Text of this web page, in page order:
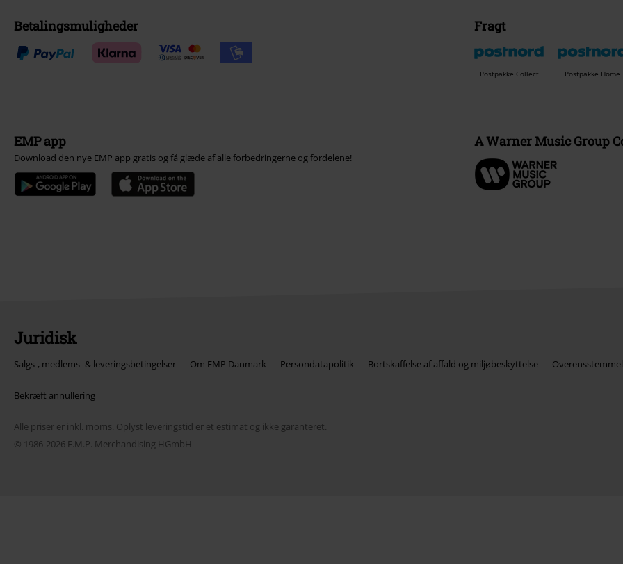
Betalingsmuligheder Fragt
Postpakke Collect Postpakke Home
EMP app
Download den nye EMP app gratis og få glæde af alle forbedringerne og fordelene!
A Warner Music Group
Juridisk
Salgs-, medlems- & leveringsbetingelser Om EMP Danmark Persondatapolitik Bortskaffelse af affald og miljøbeskyttelse
Bekræft annullering
Alle priser er inkl. moms. Oplyst leveringstid er et estimat og ikke garanteret.
© 1986-2026 E.M.P. Merchandising HGmbH